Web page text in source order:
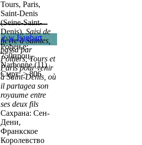
Tours, Paris,
Saint-Denis
(Seine-Saint-
Denis),Saisi de
fièvre à Saintes,
passa par
Poitiers, Tours et
Paris pour venir
à Saint-Denis, où
il partagea son
royaume entre
ses deux fils
Сахрана: Сен-
Дени,
Франкское
Королевство
♂ w Isanbart
Рођење:
750проц,
Narbonne (11)
Смрт: > 806